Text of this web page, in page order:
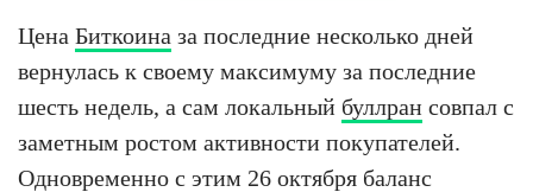
Цена Биткоина за последние несколько дней
вернулась к своему максимуму за последние
шесть недель, а сам локальный буллран совпал с
заметным ростом активности покупателей.
Одновременно с этим 26 октября баланс